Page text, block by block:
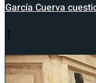
García Cuerva
1